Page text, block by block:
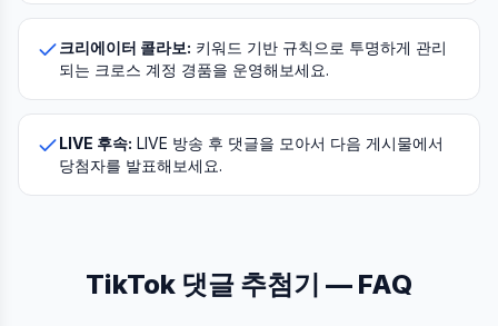
크리에이터 콜라보: 키워드 기반 규칙으로 투명하게 관리
되는 크로스 계정 경품을 운영해보세요.
LIVE 후속: LIVE 방송 후 댓글을 모아서 다음 게시물에서
당첨자를 발표해보세요.
TikTok 댓글 추첨기 — FAQ